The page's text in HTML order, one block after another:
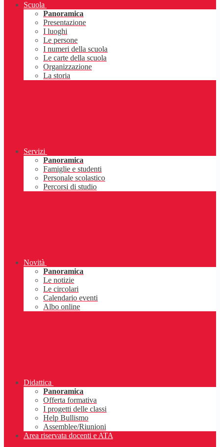
Scuola
Panoramica
Presentazione
I luoghi
Le persone
I numeri della scuola
Le carte della scuola
Organizzazione
La storia
Servizi
Panoramica
Famiglie e studenti
Personale scolastico
Percorsi di studio
Novità
Panoramica
Le notizie
Le circolari
Calendario eventi
Albo online
Didattica
Panoramica
Offerta formativa
I progetti delle classi
Help Bullismo
Assemblee/Riunioni
Area riservata docenti e ATA